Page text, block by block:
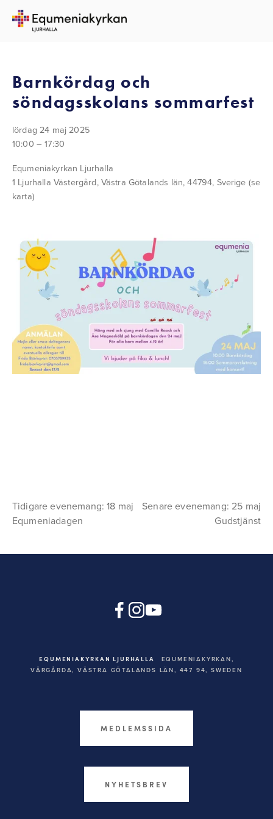
TILLBAKA TILL ALLA EVENEMANG
Barnkördag och
söndagsskolans sommarfest
lördag 24 maj 2025
10:00
17:30
Equmeniakyrkan Ljurhalla
1 Ljurhalla Västergård Västra Götalands län, 44794 Sverige (se
karta)
Tidigare evenemang: 18 maj
Equmeniadagen
Senare evenemang: 25 maj
Gudstjänst
EQUMENIAKYRKAN LJURHALLA
EQUMENIAKYRKAN,
VÅRGÅRDA, VÄSTRA GÖTALANDS LÄN, 447 94, SWEDEN
MEDLEMSSIDA
NYHETSBREV